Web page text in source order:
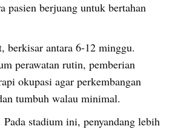
pasien berjuang untuk bertahan
berkisar antara 6-12 minggu.
perawatan rutin, pemberian
okupasi agar perkembangan
tumbuh walau minimal.
stadium ini, penyandang lebih